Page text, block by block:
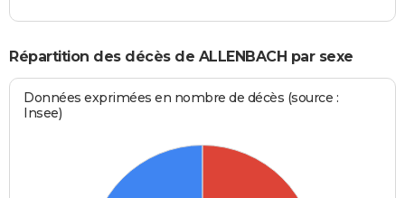
Répartition des décès de ALLENBACH par sexe
Données exprimées en nombre de décès (source :
Insee)